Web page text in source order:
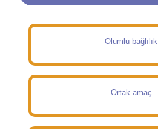
Olumlu bağlılık
Ortak amaç